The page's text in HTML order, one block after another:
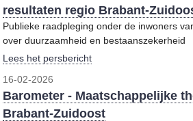
resultaten regio Brabant-
Publieke raadpleging onder de inwoners
over duurzaamheid en bestaanszekerheid
Lees het persbericht
16-02-2026
Barometer - Maatschappelijke
Brabant-Zuidoost